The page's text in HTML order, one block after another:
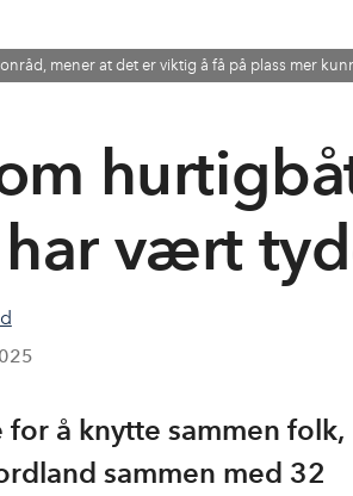
mener at det er viktig å få på plass mer
vært
å knytte sammen folk,
sammen med 32